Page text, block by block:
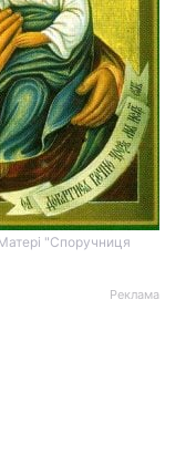
"Споручниця
Реклама